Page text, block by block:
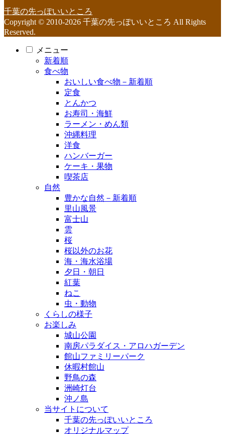
千葉の先っぽいいところ
Copyright © 2010-2026 千葉の先っぽいいところ All Rights
Reserved.
メニュー
新着順
食べ物
おいしい食べ物－新着順
定食
とんかつ
お寿司・海鮮
ラーメン・めん類
沖縄料理
洋食
ハンバーガー
ケーキ・果物
喫茶店
自然
豊かな自然－新着順
里山風景
富士山
雲
桜
桜以外のお花
海・海水浴場
夕日・朝日
紅葉
ねこ
虫・動物
くらしの様子
お楽しみ
城山公園
南房パラダイス・アロハガーデン
館山ファミリーパーク
休暇村館山
野鳥の森
洲崎灯台
沖ノ島
当サイトについて
千葉の先っぽいいところ
オリジナルマップ